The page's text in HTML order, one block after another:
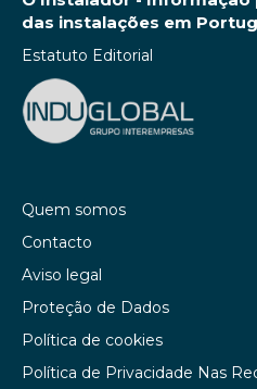
das instalações em
Estatuto Editorial
Quem somos
Contacto
Aviso legal
Proteção de Dados
Política de cookies
Política de Privacidade Nas